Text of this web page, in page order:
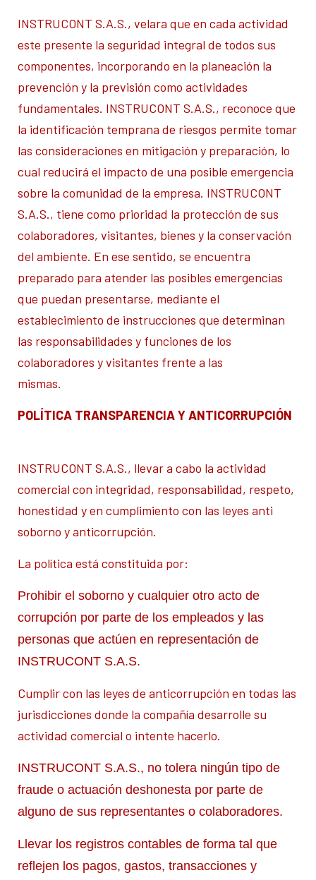
INSTRUCONT S.A.S., velara que en cada actividad
este presente la seguridad integral de todos sus
componentes, incorporando en la planeación la
prevención y la previsión como actividades
fundamentales. INSTRUCONT S.A.S., reconoce que
la identificación temprana de riesgos permite tomar
las consideraciones en mitigación y preparación, lo
cual reducirá el impacto de una posible emergencia
sobre la comunidad de la empresa. INSTRUCONT
S.A.S., tiene como prioridad la protección de sus
colaboradores, visitantes, bienes y la conservación
del ambiente. En ese sentido, se encuentra
preparado para atender las posibles emergencias
que puedan presentarse, mediante el
establecimiento de instrucciones que determinan
las responsabilidades y funciones de los
colaboradores y visitantes frente a las
mismas.
POLÍTICA TRANSPARENCIA Y ANTICORRUPCIÓN
INSTRUCONT S.A.S., llevar a cabo la actividad
comercial con integridad, responsabilidad, respeto,
honestidad y en cumplimiento con las leyes anti
soborno y anticorrupción.
La política está constituida por:
Prohibir el soborno y cualquier otro acto de
corrupción por parte de los empleados y las
personas que actúen en representación de
INSTRUCONT S.A.S.
Cumplir con las leyes de anticorrupción en todas las
jurisdicciones donde la compañía desarrolle su
actividad comercial o intente hacerlo.
INSTRUCONT S.A.S., no tolera ningún tipo de
fraude o actuación deshonesta por parte de
alguno de sus representantes o colaboradores.
Llevar los registros contables de forma tal que
reflejen los pagos, gastos, transacciones y